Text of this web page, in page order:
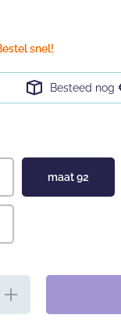
snel!
Besteed nog
maat 92
Verhoog de
hoeveelheid
voor Hobea